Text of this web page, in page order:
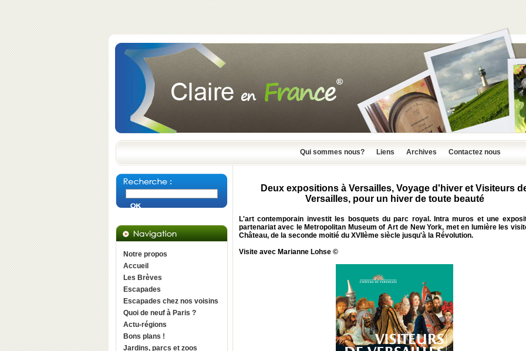
Qui sommes nous? Liens Archives Contactez nous
Notre propos
Accueil
Les Brèves
Escapades
Escapades chez nos voisins
Quoi de neuf à Paris ?
Actu-régions
Bons plans !
Jardins, parcs et zoos
Deux expositions à Versailles, Voyage d'hiver et Visiteurs
Versailles, pour un hiver de toute beauté
L'art contemporain investit les bosquets du parc royal. Intra muros et une
partenariat avec le Metropolitan Museum of Art de New York, met en lumière les
Château, de la seconde moitié du XVIIème siècle jusqu'à la Révolution.
Visite avec Marianne Lohse ©